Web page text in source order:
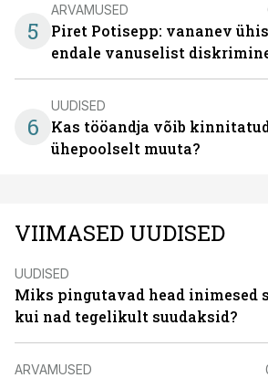
5
ARVAMUSED
Piret Potisepp: vananev
endale vanuselist
6
UUDISED
Kas tööandja võib
ühepoolselt muuta?
VIIMASED UUDISED
UUDISED
Miks pingutavad head inimesed
kui nad tegelikult suudaksid?
ARVAMUSED